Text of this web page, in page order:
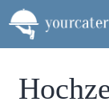
Zum
Inhalt
springen